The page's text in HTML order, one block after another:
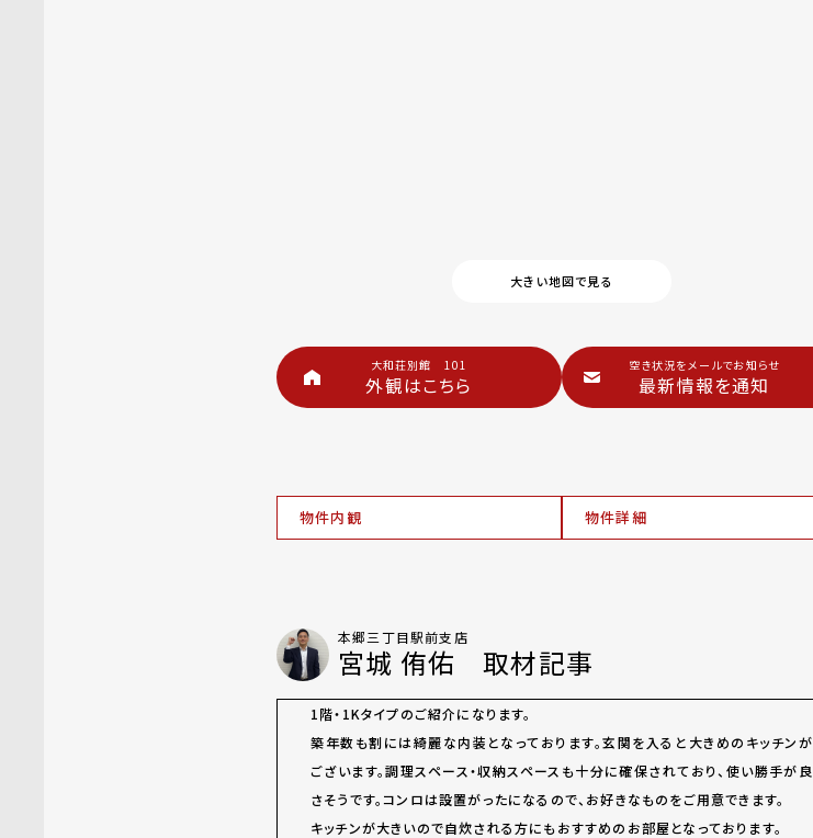
大きい地図で見る
大和荘別館 101
外観はこちら
空き状況をメールでお知らせ
最新情報を通知
物件内観 物件詳細
本郷三丁目駅前支店
宮城 侑佑 取材記事
1階・1Kタイプのご紹介になります。
築年数も割には綺麗な内装となっております。玄関を入ると大きめのキッチンが
ございます。調理スペース・収納スペースも十分に確保されており、使い勝手が良
さそうです。コンロは設置がったになるので、お好きなものをご用意できます。
キッチンが大きいので自炊される方にもおすすめのお部屋となっております。